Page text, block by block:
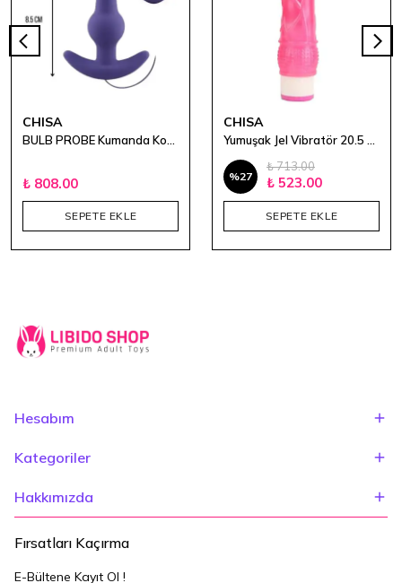
CHISA
₺ 808.00
SEPETE EKLE
CHISA
%27
₺ 713.00
₺ 523.00
SEPETE EKLE
Hesabım
Kategoriler
Hakkımızda
Fırsatları Kaçırma
E-Bültene Kayıt Ol !